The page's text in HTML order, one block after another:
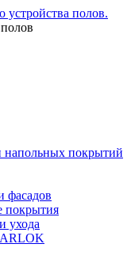
напольных покрытий
фасадов
ухода
ARLOK